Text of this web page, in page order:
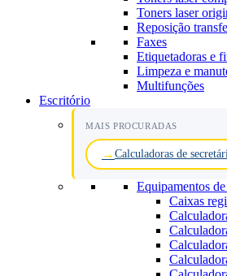
Toners laser
Reposição
Faxes
Etiquetadoras e
Limpeza e
Multifunções
Escritório
MAIS PROCURADAS
Calculadoras de
Equipamentos
Caixas